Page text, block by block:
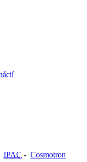
IPAC - Cosmotron